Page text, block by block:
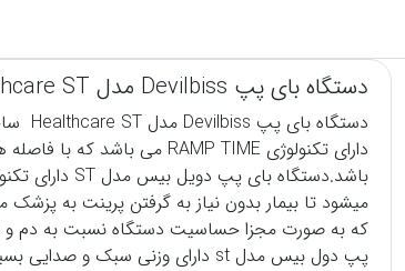
دستگاه بای پپ Devilbiss مدل Healthcare ST توضیحات و ویژگی ها:
دستگاه بای پپ Devilbiss
پپ دول بیس مدل st دارای وزنی سبک و صدایی بسیار کم در حدود 26 دسی بل می باشد .این